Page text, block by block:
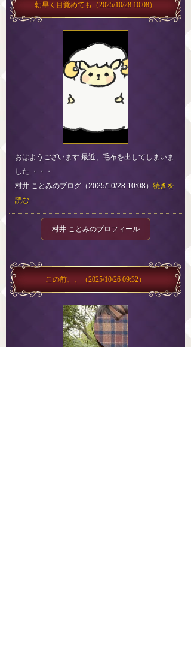
朝早く目覚めても （2025/10/28 10:08）
おはようございます 最近、毛布を出してしまいま
した ・・・
村井 ことみのブログ（2025/10/28 10:08） 続きを
読む
村井 ことみのプロフィール
この前、、 （2025/10/26 09:32）